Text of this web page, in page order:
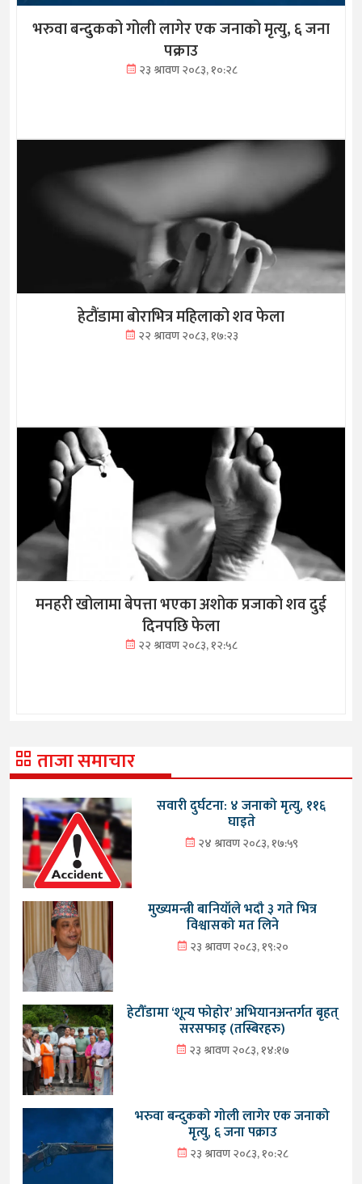
भरुवा बन्दुकको गोली लागेर एक जनाको मृत्यु, ६ जना
पक्राउ
२३ श्रावण २०८३, १०:२८
हेटौंडामा बोराभित्र महिलाको शव फेला
२२ श्रावण २०८३, १७:२३
मनहरी खोलामा बेपत्ता भएका अशोक प्रजाको शव दुई
दिनपछि फेला
२२ श्रावण २०८३, १२:५८
ताजा समाचार
सवारी दुर्घटना: ४ जनाको मृत्यु, ११६
घाइते
२४ श्रावण २०८३, १७:५९
मुख्यमन्त्री बानियाँले भदौ ३ गते भित्र
विश्वासको मत लिने
२३ श्रावण २०८३, १९:२०
हेटौँडामा ‘शून्य फोहोर’ अभियानअन्तर्गत बृहत्
सरसफाइ (तस्बिरहरु)
२३ श्रावण २०८३, १४:१७
भरुवा बन्दुकको गोली लागेर एक जनाको
मृत्यु, ६ जना पक्राउ
२३ श्रावण २०८३, १०:२८